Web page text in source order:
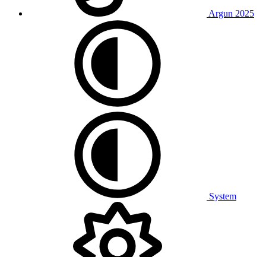
Argun 2025
System